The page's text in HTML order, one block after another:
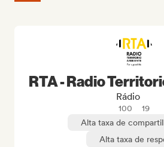
RTA - Radio
Rádio
100
19
Alta taxa de
Alta taxa de